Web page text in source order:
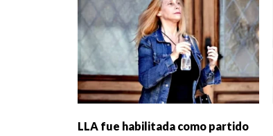
LLA fue habilitada como partido